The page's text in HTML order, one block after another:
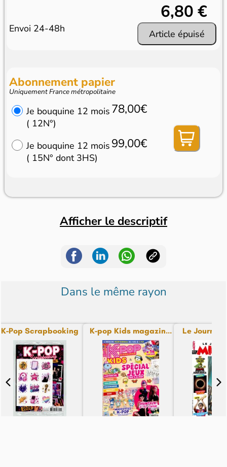
Envoi 24-48h
6,80 €
Article épuisé
Abonnement papier
Uniquement France métropolitaine
Je bouquine 12 mois
( 12N°)
78,00€
Je bouquine 12 mois
( 15N° dont 3HS)
99,00€
Afficher le descriptif
Dans le même rayon
K-Pop Scrapbooking K-pop Kids magazin... Le Journal